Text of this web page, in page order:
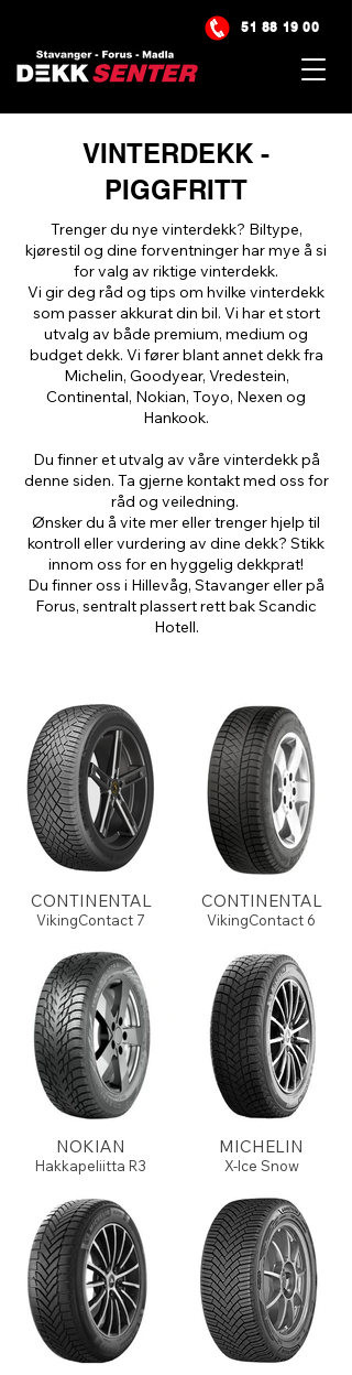
51 88 19 00
VINTERDEKK -
PIGGFRITT
Trenger du nye vinterdekk? Biltype,
kjørestil og dine forventninger har mye å si
for valg av riktige vinterdekk.
Vi gir deg råd og tips om hvilke vinterdekk
som passer akkurat din bil. Vi har et stort
utvalg av både premium, medium og
budget dekk. Vi fører blant annet dekk fra
Michelin, Goodyear, Vredestein,
Continental, Nokian, Toyo, Nexen og
Hankook.
Du finner et utvalg av våre vinterdekk på
denne siden. Ta gjerne kontakt med oss for
råd og veiledning.
Ønsker du å vite mer eller trenger hjelp til
kontroll eller vurdering av dine dekk? Stikk
innom oss for en hyggelig dekkprat!
Du finner oss i Hillevåg, Stavanger eller på
Forus, sentralt plassert rett bak Scandic
Hotell.
CONTINENTAL
VikingContact 7
CONTINENTAL
VikingContact 6
NOKIAN
Hakkapeliitta R3
MICHELIN
X-Ice Snow